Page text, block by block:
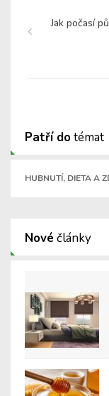
Jak počasí
Patří dotémat
HUBNUTÍ, DIETA A
Nové články